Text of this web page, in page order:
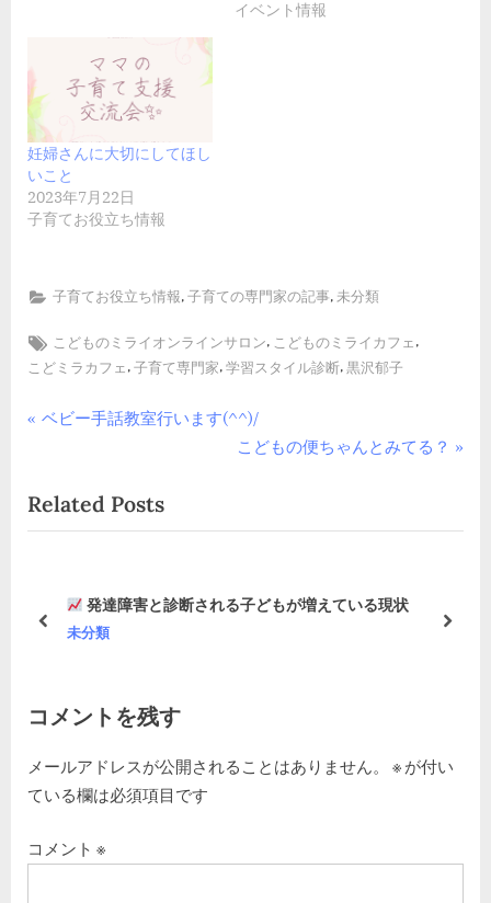
イベント情報
妊婦さんに大切にしてほし
いこと
2023年7月22日
子育てお役立ち情報
子育てお役立ち情報,子育ての専門家の記事,未分類
Tags:
こどものミライオンラインサロン, こどものミライカフェ,
こどミラカフェ,子育て専門家,学習スタイル診断,黒沢郁子
投
ナ
ョ
ン
P
v
i
s
t
:
ベビー手話教室行います(^^)/
N
t
s
こどもの便ちゃんとみてる？
Related Posts
発達障害と診断される子どもが増えている現状
未分類
prev next
コメントを残す
メールアドレスが公開されることはありません。 ※ が付い
ている欄は必須項目です
コメント ※